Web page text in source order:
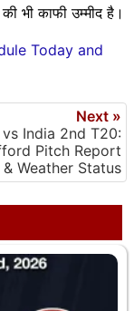
भी काफी उम्मीद है।
Today and
Next »
India 2nd T20:
Pitch Report
& Weather Status